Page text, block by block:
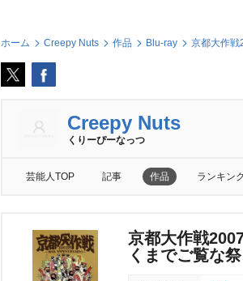
ホーム Creepy Nuts 作品 Blu-ray 京都大作戦
Creepy Nuts
くりーぴーなっつ
芸能人TOP 記事 作品 ランキン
京都大作戦
くまでご覧な祭